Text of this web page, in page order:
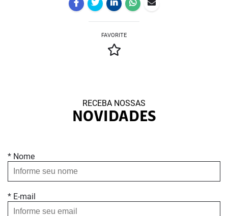
FAVORITE
RECEBA NOSSAS
NOVIDADES
* Nome
* E-mail